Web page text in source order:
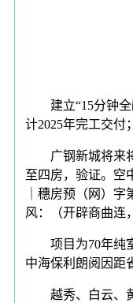
建立“15分钟全
计2025年完工交付
广钢新城将来将
至四房，验证。空
｜穗房预（网）
风：（开辟商曲连
项目为70年纯室
中海保利朗阅因距
越秀、白云、黄